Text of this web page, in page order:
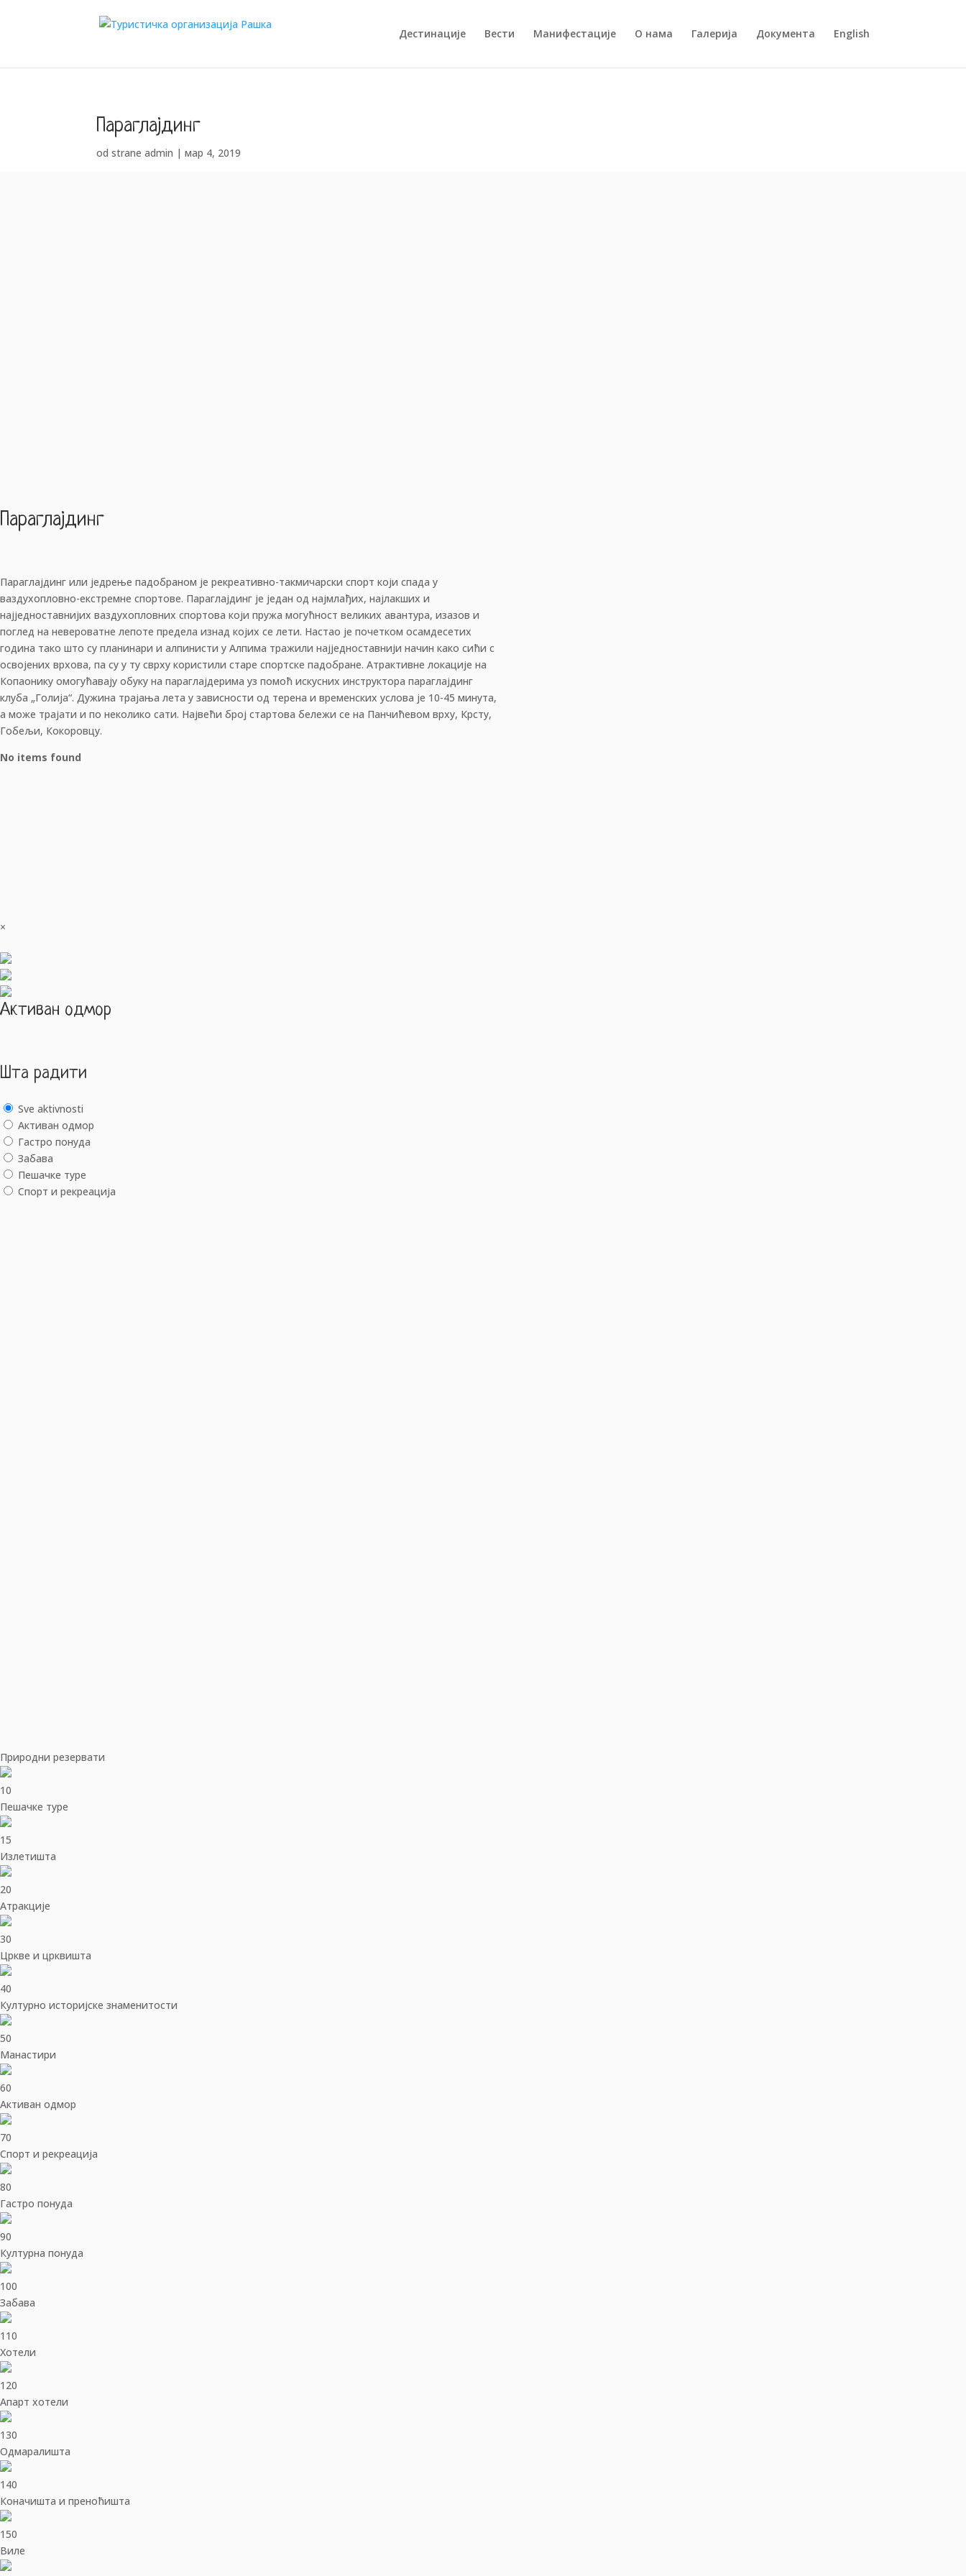
Дестинације Вести Манифестације О нама Галерија Документа English
Параглајдинг
od straneadmin |мар 4, 2019
Параглајдинг
Параглајдинг или једрење падобраном је рекреативно-такмичарски спорт који спада у
ваздухопловно-екстремне спортове. Параглајдинг је један од најмлађих, најлакших и
најједноставнијих ваздухопловних спортова који пружа могућност великих авантура, изазов и
поглед на невероватне лепоте предела изнад којих се лети. Настао је почетком осамдесетих
година тако што су планинари и алпинисти у Алпима тражили најједноставнији начин како сићи с
освојених врхова, па су у ту сврху користили старе спортске падобране. Атрактивне локације на
Копаонику омогућавају обуку на параглајдерима уз помоћ искусних инструктора параглајдинг
клуба „Голија“. Дужина трајања лета у зависности од терена и временских услова је 10-45 минута,
а може трајати и по неколико сати. Највећи број стартова бележи се на Панчићевом врху, Крсту,
Гобељи, Кокоровцу.
No items found
×
Активан одмор
Шта радити
Sve aktivnosti
Активан одмор
Гастро понуда
Забава
Пешачке туре
Спорт и рекреација
Природни резервати
10
Пешачке туре
15
Излетишта
20
Aтракције
30
Цркве и црквишта
40
Културно историјске знаменитости
50
Манастири
60
Активан одмор
70
Спорт и рекреација
80
Гастро понуда
90
Културна понуда
100
Забава
110
Хотели
120
Апарт хотели
130
Одмаралишта
140
Коначишта и преноћишта
150
Виле